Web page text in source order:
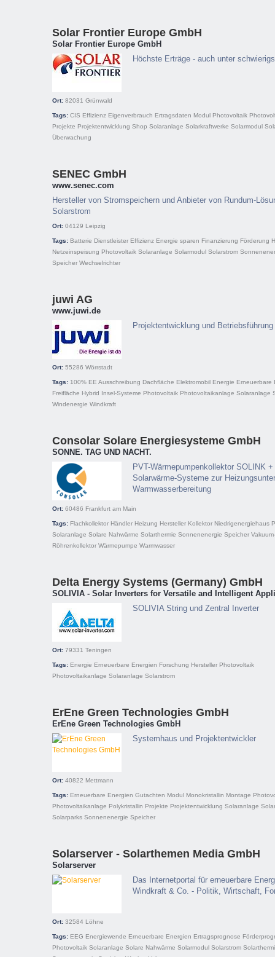
Solar Frontier Europe GmbH
Solar Frontier Europe GmbH
Höchste Erträge - auch unter
Ort: 82031 Grünwald
Tags: CIS Effizienz Eigenverbrauch Ertragsdaten Modul Photovoltaik
Projekte Projektentwicklung Shop Solaranlage Solarkraftwerke Solarmodul
Überwachung
SENEC GmbH
www.senec.com
Hersteller von Stromspeichern und Anbieter von Rundum-
Solarstrom
Ort: 04129 Leipzig
Tags: Batterie Dienstleister Effizienz Energie sparen Finanzierung Förderung
Netzeinspeisung Photovoltaik Solaranlage Solarmodul Solarstrom
Speicher Wechselrichter
juwi AG
www.juwi.de
Projektentwicklung und
Ort: 55286 Wörrstadt
Tags: 100% EE Ausschreibung Dachfläche Elektromobil Energie Erneuerbare
Freifläche Hybrid Insel-Systeme Photovoltaik Photovoltaikanlage Solaranlage
Windenergie Windkraft
Consolar Solare Energiesysteme GmbH
SONNE. TAG UND NACHT.
PVT-Wärmepumpenkollektor SOLINK
Solarwärme-Systeme zur
Warmwasserbereitung
Ort: 60486 Frankfurt am Main
Tags: Flachkollektor Händler Heizung Hersteller Kollektor Niedrigenergiehaus
Solaranlage Solare Nahwärme Solarthermie Sonnenenergie Speicher Vakuum-
Röhrenkollektor Wärmepumpe Warmwasser
Delta Energy Systems (Germany) GmbH
SOLIVIA - Solar Inverters for Versatile and Intelligent
SOLIVIA String und Zentral Inverter
Ort: 79331 Teningen
Tags: Energie Erneuerbare Energien Forschung Hersteller Photovoltaik
Photovoltaikanlage Solaranlage Solarstrom
ErEne Green Technologies GmbH
ErEne Green Technologies GmbH
Systemhaus und Projektentwickler
Ort: 40822 Mettmann
Tags: Erneuerbare Energien Gutachten Modul Monokristallin Montage
Photovoltaikanlage Polykristallin Projekte Projektentwicklung Solaranlage
Solarparks Sonnenenergie Speicher
Solarserver - Solarthemen Media GmbH
Solarserver
Das Internetportal für erneuerbare
Windkraft & Co. - Politik, Wirtschaft,
Ort: 32584 Löhne
Tags: EEG Energiewende Erneuerbare Energien Ertragsprognose
Photovoltaik Solaranlage Solare Nahwärme Solarmodul Solarstrom